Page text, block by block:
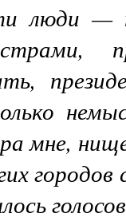
люди —
мне,